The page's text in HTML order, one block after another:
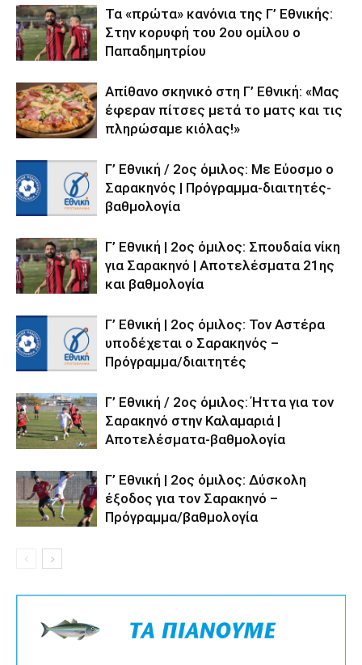
Τα «πρώτα» κανόνια της Γ’ Εθνικής:
Στην κορυφή του 2ου ομίλου ο
Παπαδημητρίου
Απίθανο σκηνικό στη Γ’ Εθνική: «Μας
έφεραν πίτσες μετά το ματς και τις
πληρώσαμε κιόλας!»
Γ’ Εθνική / 2ος όμιλος: Με Εύοσμο ο
Σαρακηνός | Πρόγραμμα-διαιτητές-
βαθμολογία
Γ’ Εθνική | 2ος όμιλος: Σπουδαία νίκη
για Σαρακηνό | Αποτελέσματα 21ης
και βαθμολογία
Γ’ Εθνική | 2ος όμιλος: Τον Αστέρα
υποδέχεται ο Σαρακηνός –
Πρόγραμμα/διαιτητές
Γ’ Εθνική / 2ος όμιλος: Ήττα για τον
Σαρακηνό στην Καλαμαριά |
Αποτελέσματα-βαθμολογία
Γ’ Εθνική | 2ος όμιλος: Δύσκολη
έξοδος για τον Σαρακηνό –
Πρόγραμμα/βαθμολογία